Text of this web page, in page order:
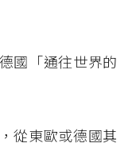
國「通往世界的
從東歐或德國其